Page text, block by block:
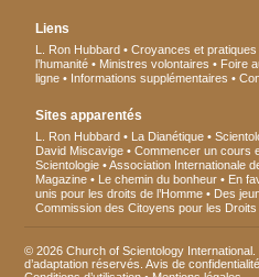
Liens
L. Ron Hubbard Croyances et pratiques
l’humanité
Ministres volontaires Foire
ligne
Informations supplémentaires
Sites apparentés
L. Ron Hubbard La Dianétique
David Miscavige
Commencer un cours
Scientologie
Association Internationale
Magazine
Le chemin du bonheur En
unis pour les droits de l’Homme
Des
Commission des Citoyens pour les Droits
© 2026 Church of Scientology
d’adaptation réservés.Avis de confidentialité